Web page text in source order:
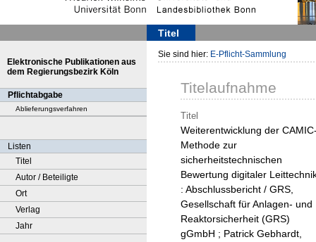
Titel
Elektronische Publikationen aus
dem Regierungsbezirk Köln
Pflichtabgabe
Ablieferungsverfahren
Listen
Titel
Autor / Beteiligte
Ort
Verlag
Jahr
Sie sind hier: E-Pflicht-Sammlung
Titelaufnahme
Titel
Weiterentwicklung der
Methode zur
sicherheitstechnischen
Bewertung digitaler
: Abschlussbericht / GRS,
Gesellschaft für Anlagen- und
Reaktorsicherheit (GRS)
gGmbH ; Patrick Gebhardt,